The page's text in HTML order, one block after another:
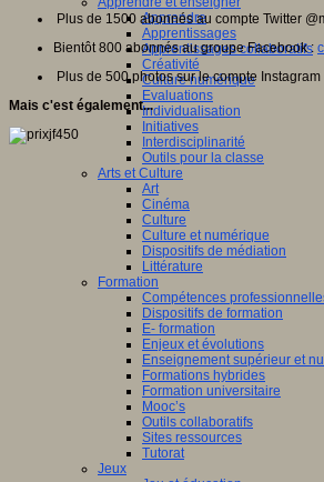
Apprendre
Apprentissages
Apprentissages collaboratifs
Créativité
Culture numérique
Evaluations
Individualisation
Initiatives
Interdisciplinarité
Outils pour la classe
Arts et Culture
Art
Cinéma
Culture
Culture et numérique
Dispositifs de médiation
Littérature
Formation
Compétences
Dispositifs de formation
E- formation
Enjeux et évolutions
Enseignement supérieur et
Formations hybrides
Formation universitaire
Mooc’s
Outils collaboratifs
Sites ressources
Tutorat
Jeux
Plus de 1500 abonnés au compte Twitter
Bientôt 800 abonnés au groupe Facebook :
Plus de 500 photos sur le compte Instagram
Mais c'est également...